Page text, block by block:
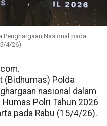
Penghargaan Nasional pada
4/26)
(Bidhumas) Polda
nasional dalam
Polri Tahun 2026
pada Rabu (15/4/26).